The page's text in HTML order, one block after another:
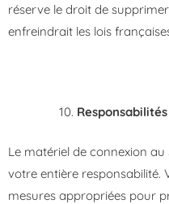
réserve le droit de
enfreindrait les lois
Responsabilités
Le matériel de connexion
votre entière responsabilité.
mesures appropriées pour